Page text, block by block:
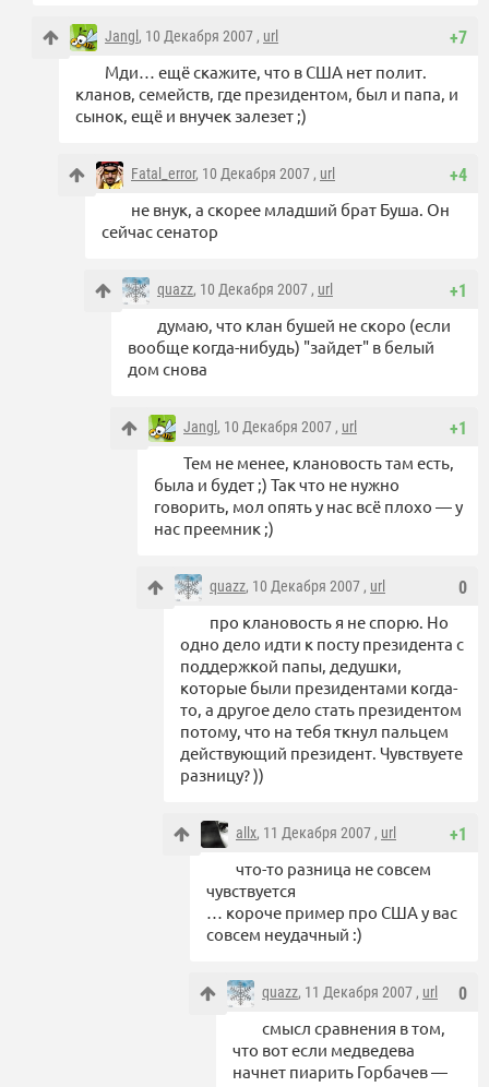
+7
Jangl , 10 Декабря 2007 , url
Мди… ещё скажите, что в США нет полит.
кланов, семейств, где президентом, был и папа, и
сынок, ещё и внучек залезет ;)
+4
Fatal_error, 10 Декабря 2007 , url
не внук, а скорее младший брат Буша. Он
сейчас сенатор
+1
quazz, 10 Декабря 2007 , url
думаю, что клан бушей не скоро (если
вообще когда-нибудь) "зайдет" в белый
дом снова
+1
Jangl , 10 Декабря 2007 , url
Тем не менее, клановость там есть,
была и будет ;) Так что не нужно
говорить, мол опять у нас всё плохо — у
нас преемник ;)
0
quazz, 10 Декабря 2007 , url
про клановость я не спорю. Но
одно дело идти к посту президента с
поддержкой папы, дедушки,
которые были президентами когда-
то, а другое дело стать президентом
потому, что на тебя ткнул пальцем
действующий президент. Чувствуете
разницу? ))
+1
allx, 11 Декабря 2007 , url
что-то разница не совсем
чувствуется
… короче пример про США у вас
совсем неудачный :)
0
quazz, 11 Декабря 2007 , url
смысл сравнения в том,
что вот если медведева
начнет пиарить Горбачев —